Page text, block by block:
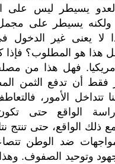
يسيطر ليس على
ولكنه يسيطر على
لا يعنى غير الدخول
هذا هو المطلوب؟ فإذا
فهل هذا من
أن تدفع الثمن
تتداخل الأمور،
الواقع حتى
ذلك الواقع، حتى تنتج
ضد الوطن
وتوحيد الصفوف.